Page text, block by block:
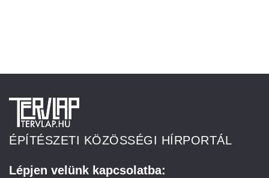
ÉPÍTÉSZETI KÖZÖSSÉGI HÍRPORTÁL
Lépjen velünk kapcsolatba: